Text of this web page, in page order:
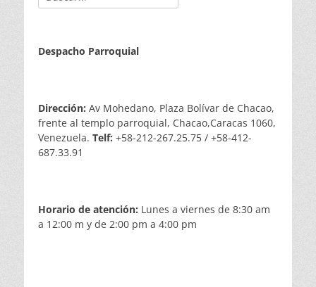
Despacho Parroquial
Dirección: Av Mohedano, Plaza Bolívar de Chacao,
frente al templo parroquial, Chacao,Caracas 1060,
Venezuela. Telf: +58-212-267.25.75 / +58-412-
687.33.91
Horario de atención: Lunes a viernes de 8:30 am
a 12:00 m y de 2:00 pm a 4:00 pm